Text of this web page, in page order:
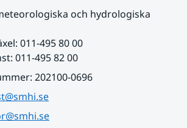
och hydrologiska
011-495 80 00
011-495 82 00
202100-0696